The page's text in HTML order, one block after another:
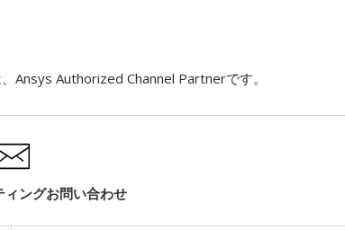
Ansys Authorized Channel Partnerです。
ングお問い合わせ